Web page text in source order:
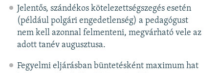
Jelentős, szándékos kötelezettségszegés esetén
(például polgári engedetlenség) a pedagógust
nem kell azonnal felmenteni, megvárható vele az
adott tanév augusztusa.
Fegyelmi eljárásban büntetésként maximum hat